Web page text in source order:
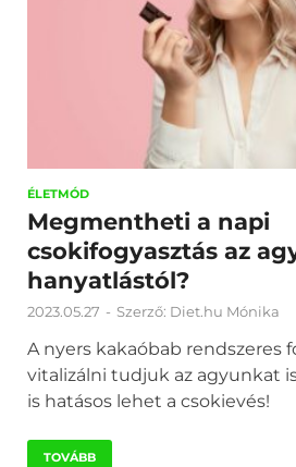
ÉLETMÓD
Megmentheti a napi
csokifogyasztás az
hanyatlástól?
2023.05.27 - Szerző: Diet.hu Mónika
A nyers kakaóbab rendszeres
vitalizálni tudjuk az agyunkat
is hatásos lehet a csokievés!
TOVÁBB